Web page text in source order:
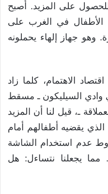
للحصول على المزيد. أصبح
الأطفال في الغرب على
جهاز إلهاء يحملونه
الاهتمام، كلما زاد
وادي السيليكون ـ مسقط
ـ، قيل لنا أن المزيد
يقضيه أطفالهم أمام
عدم استخدام الشاشة
يجعلنا نتساءل: هل